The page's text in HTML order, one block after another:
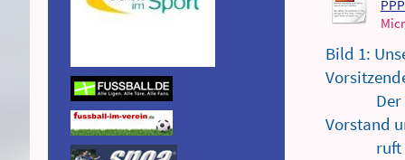
Bild 1:
Der
Vorstand
ruft uns